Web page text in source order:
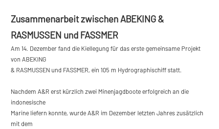
Zusammenarbeit zwischen ABEKING &
RASMUSSEN und FASSMER
Am 14. Dezember fand die Kiellegung für das erste gemeinsame Projekt
von ABEKING
& RASMUSSEN und FASSMER, ein 105 m Hydrographischiff statt.
Nachdem A&R erst kürzlich zwei Minenjagdboote erfolgreich an die
indonesische
Marine liefern konnte, wurde A&R im Dezember letzten Jahres zusätzlich
mit dem